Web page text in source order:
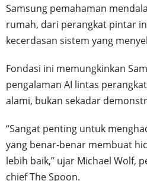
Samsung pemahaman
rumah, dari perangkat pintar
kecerdasan sistem yang
Fondasi ini memungkinkan
pengalaman AI lintas
alami, bukan sekadar
“Sangat penting untuk
yang benar-benar membuat
lebih baik,” ujar Michael Wolf,
chief The Spoon.